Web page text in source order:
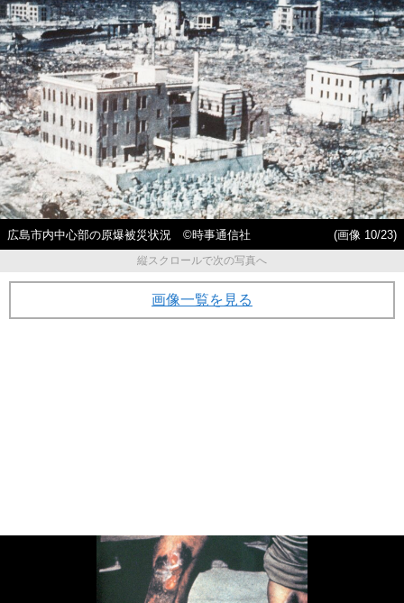
広島市内中心部の原爆被災状況 ©時事通信社
(画像 10/23)
縦スクロールで次の写真へ
画像一覧を見る